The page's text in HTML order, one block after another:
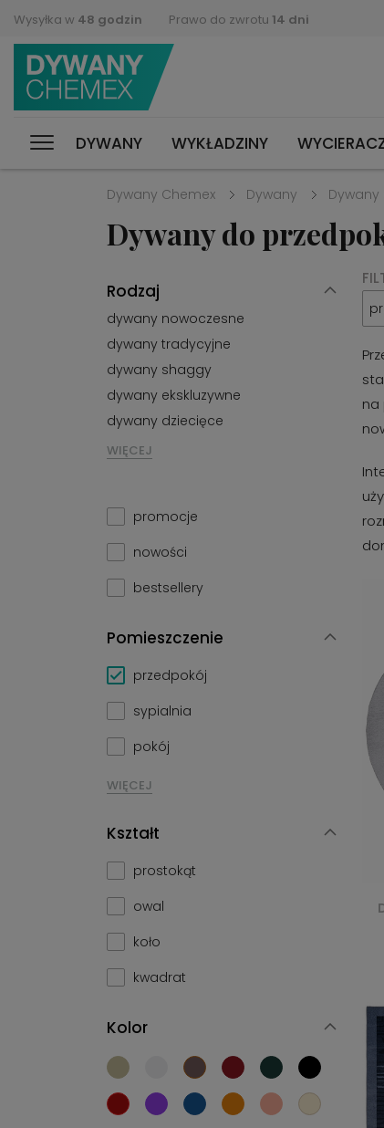
Wysyłka w 48 godzin Prawo do zwrotu 14 dni
DYWANY WYKŁADZINY
Dywany Chemex Dywany
Dywany do
Rodzaj
dywany nowoczesne
dywany tradycyjne
dywany shaggy
dywany ekskluzywne
dywany dziecięce
WIĘCEJ
promocje
nowości
bestsellery
Pomieszczenie
przedpokój
sypialnia
pokój
WIĘCEJ
Kształt
prostokąt
owal
koło
kwadrat
Kolor
na